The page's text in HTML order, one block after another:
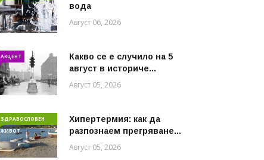
вода
Август 06, 2026
АКЦЕНТ
Какво се е случило на 5
август в историче...
Август 05, 2026
ЗДРАВОСЛОВЕН
ЖИВОТ
Хипертермия: как да
разпознаем прегряване...
Август 05, 2026